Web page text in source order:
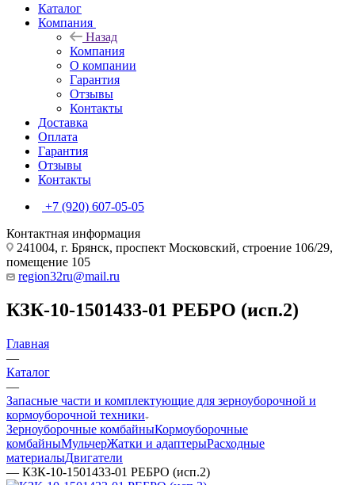
Каталог
Компания
Назад
Компания
О компании
Гарантия
Отзывы
Контакты
Доставка
Оплата
Гарантия
Отзывы
Контакты
+7 (920) 607-05-05
Контактная информация
241004, г. Брянск, проспект Московский, строение 106/29,
помещение 105
region32ru@mail.ru
КЗК-10-1501433-01 РЕБРО (исп.2)
Главная
—
Каталог
—
Запасные части и комплектующие для зерноуборочной и
кормоуборочной техники
Зерноуборочные комбайныКормоуборочные
комбайныМульчерЖатки и адаптерыРасходные
материалыДвигатели
— КЗК-10-1501433-01 РЕБРО (исп.2)